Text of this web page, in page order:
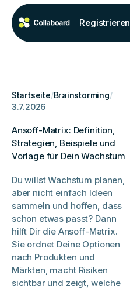
Registrieren
Startseite/Brainstorming/
3.7.2026
Ansoff-Matrix: Definition,
Strategien, Beispiele und
Vorlage für Dein Wachstum
Du willst Wachstum planen,
aber nicht einfach Ideen
sammeln und hoffen, dass
schon etwas passt? Dann
hilft Dir die Ansoff-Matrix.
Sie ordnet Deine Optionen
nach Produkten und
Märkten, macht Risiken
sichtbar und zeigt, welche